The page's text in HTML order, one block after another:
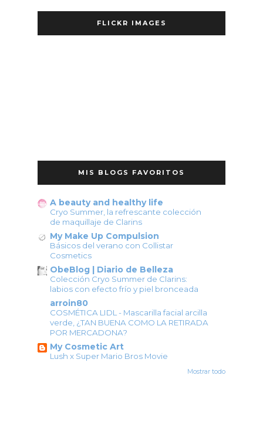
FLICKR IMAGES
MIS BLOGS FAVORITOS
A beauty and healthy life
Cryo Summer, la refrescante colección
de maquillaje de Clarins
My Make Up Compulsion
Básicos del verano con Collistar
Cosmetics
ObeBlog | Diario de Belleza
Colección Cryo Summer de Clarins:
labios con efecto frío y piel bronceada
arroin80
COSMÉTICA LIDL - Mascarilla facial arcilla
verde, ¿TAN BUENA COMO LA RETIRADA
POR MERCADONA?
My Cosmetic Art
Lush x Super Mario Bros Movie
Mostrar todo